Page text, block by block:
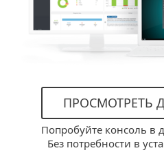
ПРОСМОТРЕТЬ
Попробуйте консоль в
Без потребности в